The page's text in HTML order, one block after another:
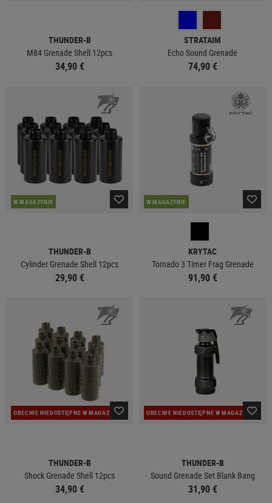
THUNDER-B
M84 Grenade Shell 12pcs
34,90 €
STRATAIM
Echo Sound Grenade
74,90 €
W MAGAZYNIE
THUNDER-B
Cylinder Grenade Shell 12pcs
29,90 €
W MAGAZYNIE
KRYTAC
Tornado 3 Timer Frag Grenade
91,90 €
OBECNIE NIEDOSTĘPNE W MAGAZYNIE
THUNDER-B
Shock Grenade Shell 12pcs
34,90 €
OBECNIE NIEDOSTĘPNE W MAGAZYNIE
THUNDER-B
Sound Grenade Set Blank Bang
31,90 €